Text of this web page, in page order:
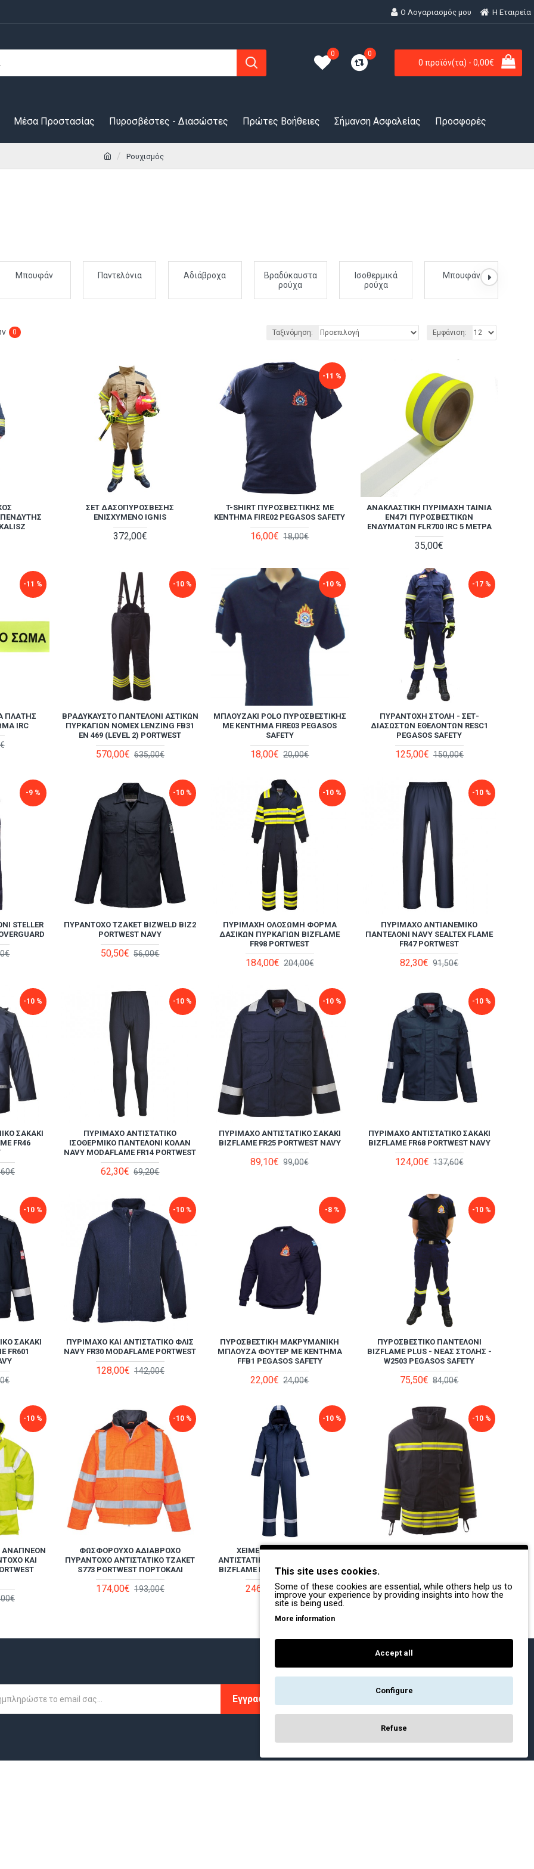
Ο Λογαριασμός μου H Εταιρεία
0 0
0 προϊόν(τα) - 0,00€
Μέσα Προστασίας Πυροσβέστες - Διασώστες Πρώτες Βοήθειες Σήμανση Ασφαλείας Προσφορές
Ρουχισμός
Μπουφάν Παντελόνια Αδιάβροχα
Βραδύκαυστα
ρούχα
Ισοθερμικά
ρούχα
Μπουφάν
0 Ταξινόμηση: Εμφάνιση:
ΣΕΤ ΔΑΣΟΠΥΡΌΣΒΕΣΗΣ
ΕΝΙΣΧΥΜΈΝΟ IGNIS
372,00€
-11 %
T-SHIRT ΠΥΡΟΣΒΕΣΤΙΚΉΣ ΜΕ
ΚΈΝΤΗΜΑ FIRE02 PEGASOS SAFETY
16,00€ 18,00€
ΑΝΑΚΛΑΣΤΙΚΉ ΠΥΡΊΜΑΧΗ ΤΑΙΝΊΑ
EN471 ΠΥΡΟΣΒΕΣΤΙΚΏΝ
ΕΝΔΥΜΆΤΩΝ FLR700 IRC 5 ΜΈΤΡΑ
35,00€
-11 %
ΠΛΆΤΗΣ
IRC
-10 %
ΒΡΑΔΎΚΑΥΣΤΟ ΠΑΝΤΕΛΌΝΙ ΑΣΤΙΚΏΝ
ΠΥΡΚΑΓΙΏΝ NOMEX LENZING FB31
EN 469 (LEVEL 2) PORTWEST
570,00€ 635,00€
-10 %
ΜΠΛΟΥΖΆΚΙ POLO ΠΥΡΟΣΒΕΣΤΙΚΉΣ
ΜΕ ΚΈΝΤΗΜΑ FIRE03 PEGASOS
SAFETY
18,00€ 20,00€
-17 %
ΠΥΡΆΝΤΟΧΗ ΣΤΟΛΉ - ΣΕΤ-
ΔΙΑΣΩΣΤΏΝ ΕΘΕΛΟΝΤΏΝ RESC1
PEGASOS SAFETY
125,00€ 150,00€
-9 %
STELLER
-10 %
ΠΥΡΆΝΤΟΧΟ ΤΖΆΚΕΤ BIZWELD BIZ2
PORTWEST NAVY
50,50€ 56,00€
-10 %
ΠΥΡΊΜΑΧΗ ΟΛΌΣΩΜΗ ΦΌΡΜΑ
ΔΑΣΙΚΏΝ ΠΥΡΚΑΓΙΏΝ BIZFLAME
FR98 PORTWEST
184,00€ 204,00€
-10 %
ΠΥΡΊΜΑΧΟ ΑΝΤΙΑΝΕΜΙΚΌ
ΠΑΝΤΕΛΌΝΙ NAVY SEALTEX FLAME
FR47 PORTWEST
82,30€ 91,50€
-10 %
ΣΑΚΆΚΙ
FR46
-10 %
ΠΥΡΊΜΑΧΟ ΑΝΤΙΣΤΑΤΙΚΌ
ΙΣΟΘΕΡΜΙΚΌ ΠΑΝΤΕΛΌΝΙ ΚΟΛΆΝ
NAVY MODAFLAME FR14 PORTWEST
62,30€ 69,20€
-10 %
ΠΥΡΊΜΑΧΟ ΑΝΤΙΣΤΑΤΙΚΟ ΣΑΚΆΚΙ
BIZFLAME FR25 PORTWEST NAVY
89,10€ 99,00€
-10 %
ΠΥΡΊΜΑΧΟ ΑΝΤΙΣΤΑΤΙΚΌ ΣΑΚΆΚΙ
BIZFLAME FR68 PORTWEST NAVY
124,00€ 137,60€
-10 %
ΣΑΚΆΚΙ
FR601
-10 %
ΠΥΡΊΜΑΧΟ ΚΑΙ ΑΝΤΙΣΤΑΤΙΚΌ ΦΛΊΣ
NAVY FR30 MODAFLAME PORTWEST
128,00€ 142,00€
-8 %
ΠΥΡΟΣΒΕΣΤΙΚΉ ΜΑΚΡΥΜΆΝΙΚΗ
ΜΠΛΟΎΖΑ ΦΟΎΤΕΡ ΜΕ ΚΈΝΤΗΜΑ
FFB1 PEGASOS SAFETY
22,00€ 24,00€
-10 %
ΠΥΡΟΣΒΕΣΤΙΚΌ ΠΑΝΤΕΛΌΝΙ
BIZFLAME PLUS - ΝΈΑΣ ΣΤΟΛΉΣ -
W2503 PEGASOS SAFETY
75,50€ 84,00€
-10 %
ΑΝΑΠΝΈΟΝ
ΚΑΙ
-10 %
ΦΩΣΦΟΡΟΎΧΟ ΑΔΙΆΒΡΟΧΟ
ΠΥΡΆΝΤΟΧΟ ΑΝΤΙΣΤΑΤΙΚΌ ΤΖΆΚΕΤ
S773 PORTWEST ΠΟΡΤΟΚΑΛΊ
174,00€ 193,00€
-10 %
ΧΕΙΜΕΡΙΝΉ ΠΥΡΊΜΑΧΗ
ΑΝΤΙΣΤΑΤΙΚΉ ΟΛΌΣΩΜΗ ΦΌΡΜΑ
BIZFLAME FR53 PORTWEST NAVY
246,00€ 273,00€
-10 %
ΧΙΤΏΝΙΟ ΠΥΡΊΜΑΧΟ ΑΣΤΙΚΏΝ
1.000,00€ 1.116,00€
Εγγραφή
This site uses cookies.
Some of these cookies are essential, while others help us to
improve your experience by providing insights into how the
site is being used.
More information
Accept all
Configure
Refuse